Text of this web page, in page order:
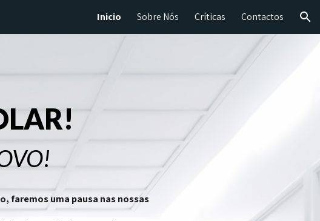
Inicio Sobre Nós Críticas Contactos
faremos uma pausa nas nossas